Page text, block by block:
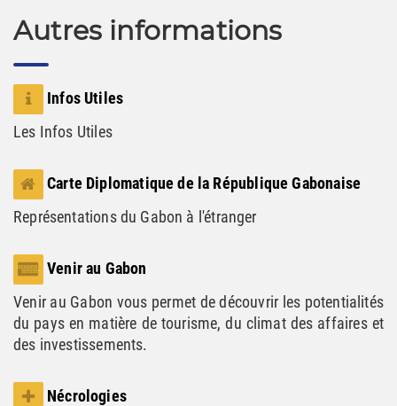
Autres informations
Infos Utiles
Les Infos Utiles
Carte Diplomatique de la République Gabonaise
Représentations du Gabon à l'étranger
Venir au Gabon
Venir au Gabon vous permet de découvrir les potentialités
du pays en matière de tourisme, du climat des affaires et
des investissements.
Nécrologies